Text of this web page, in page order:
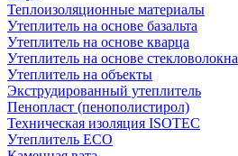
Теплоизоляционные материалы
Утеплитель на основе базальта
Утеплитель на основе кварца
Утеплитель на основе стекловолокна
Утеплитель на объекты
Экструдированный утеплитель
Пенопласт (пенополистирол)
Техническая изоляция ISOTEC
Утеплитель ECO